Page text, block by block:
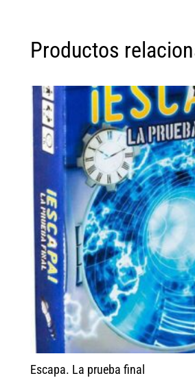
Productos
Escapa. La prueba final